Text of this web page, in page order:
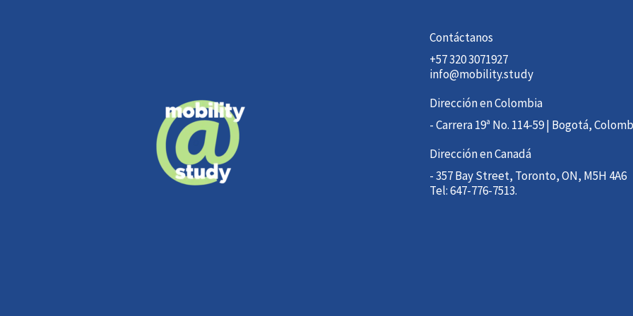
Contáctanos
+57 320 3071927
info@mobility.study
Dirección en Colombia
- Carrera 19ª No. 114-59 | Bogotá,
Dirección en Canadá
- 357 Bay Street, Toronto, ON, M5H 4A6
Tel: 647-776-7513.